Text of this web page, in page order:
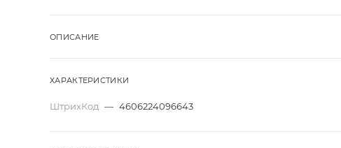
ОПИСАНИЕ
ХАРАКТЕРИСТИКИ
ШтрихКод — 4606224096643